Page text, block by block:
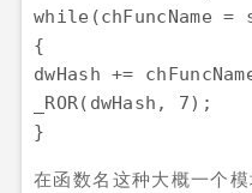
while(chFuncName =
{
dwHash +=
_ROR(dwHash, 7);
在函数名这种大概一个